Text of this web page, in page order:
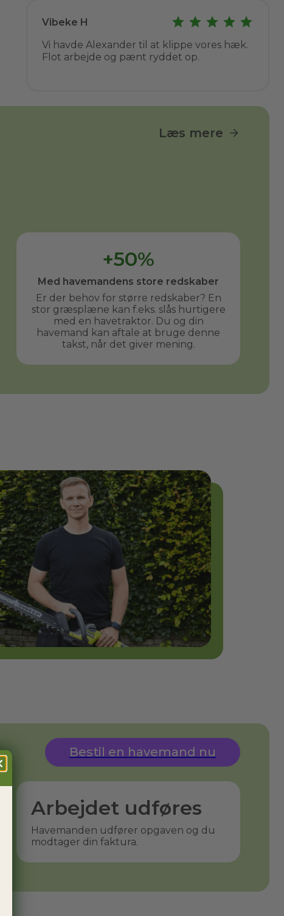
Vibeke H
Vi havde Alexander til at klippe vores hæk.
Flot arbejde og pænt ryddet op.
Læs mere
+50%
Med havemandens store redskaber
Er der behov for større redskaber? En
stor græsplæne kan f.eks. slås hurtigere
med en havetraktor. Du og din
havemand kan aftale at bruge denne
takst, når det giver mening.
Bestil en havemand nu
Arbejdet udføres
Havemanden udfører opgaven og du
modtager din faktura.